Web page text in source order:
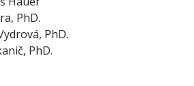
PhD.
PhD.
PhD.